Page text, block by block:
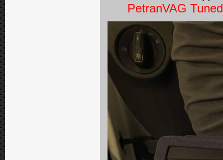
PetranVAG Tuned